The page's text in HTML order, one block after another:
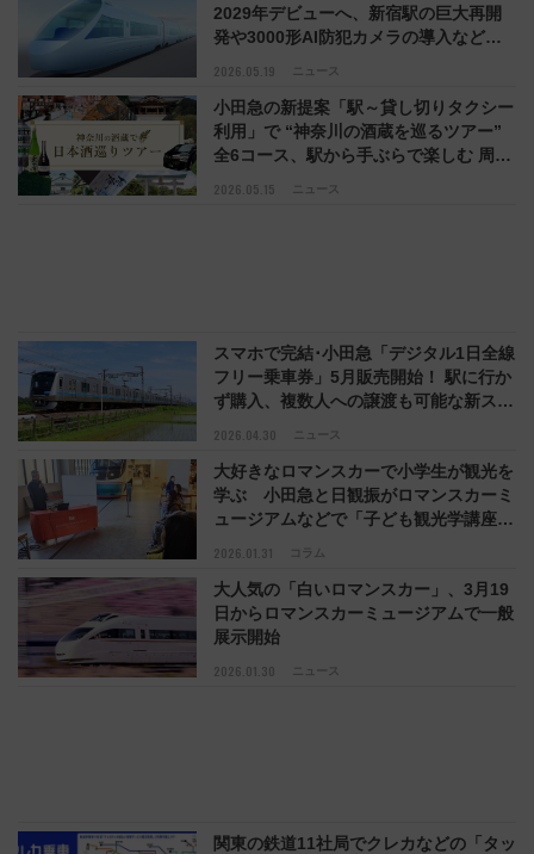
2026.05.19 ニュース
2029年デビューへ、新宿駅の巨大再開
発や3000形AI防犯カメラの導入など、
2026.05.15 ニュース
小田急の新提案「駅～貸し切りタクシー
利用」で “神奈川の酒蔵を巡るツアー”
全6コース、駅から手ぶらで楽しむ 周辺
2026.04.30 ニュース
スマホで完結･小田急「デジタル1日全線
フリー乗車券」5月販売開始！ 駅に行か
ず購入、複数人への譲渡も可能な新スタ
2026.01.31 コラム
大好きなロマンスカーで小学生が観光を
学ぶ 小田急と日観振がロマンスカーミ
ュージアムなどで「子ども観光学講座」
2026.01.30 ニュース
大人気の「白いロマンスカー」、3月19
日からロマンスカーミュージアムで一般
展示開始
関東の鉄道11社局でクレカなどの「タッ